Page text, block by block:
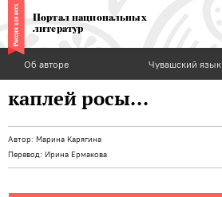
Портал национальных
литератур
Об авторе Чувашский язык
каплей росы...
Автор: Марина Карягина
Перевод: Ирина Ермакова